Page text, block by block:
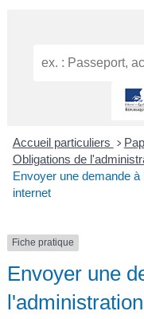
Accueil particuliers >
Obligations de
Envoyer une demande
internet
Fiche pratique
Envoyer une